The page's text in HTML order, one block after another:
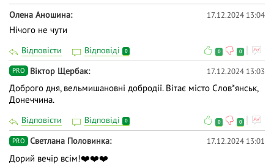
Олена Аношина 17.12.2024 13:04
Нічого не чути
Відповісти Відповіді 0 0 0
PRO Віктор Щербак 17.12.2024 13:03
Доброго дня, вельмишановні добродії. Вітає місто Слов*янськ,
Донеччина.
Відповісти Відповіді 0 0 0
PRO Светлана Половинка 17.12.2024 13:01
Дорий вечір всім!❤️❤️❤️